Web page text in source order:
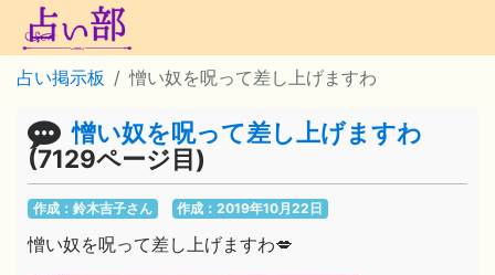
占い掲示板 憎い奴を呪って差し上げますわ
憎い奴を呪って差し上げますわ
(7129ページ目)
作成：鈴木吉子さん 作成：2019年10月22日
憎い奴を呪って差し上げますわ💋